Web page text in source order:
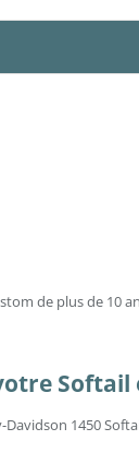
de plus de 10
Softail
1450